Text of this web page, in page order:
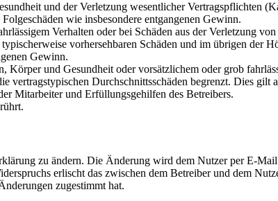
und der Verletzung wesentlicher Vertragspflichten
wie insbesondere entgangenen Gewinn.
Verhalten oder bei Schäden aus der Verletzung
vorhersehbaren Schäden und im übrigen der
Gewinn.
und Gesundheit oder vorsätzlichem oder grob
vertragstypischen Durchschnittsschäden begrenzt. Dies gilt
Mitarbeiter und Erfüllungsgehilfen des Betreibers.
zu ändern. Die Änderung wird dem Nutzer per E-
erlischt das zwischen dem Betreiber und dem
zugestimmt hat.